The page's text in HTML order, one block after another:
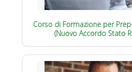
Corso di Formazione per
(Nuovo Accordo Stato